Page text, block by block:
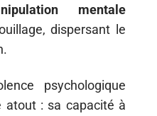
mentale
dispersant le
psychologique
atout : sa capacité à